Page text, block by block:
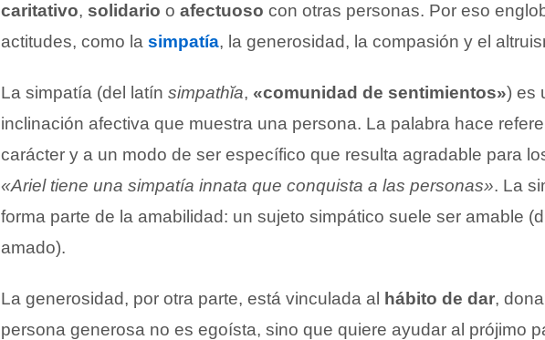
caritativo, solidario o afectuoso con otras personas. Por eso
actitudes, como la simpatía, la generosidad, la compasión y el
La simpatía (del latín simpathĭa, «comunidad de sentimientos») es
inclinación afectiva que muestra una persona. La palabra hace
carácter y a un modo de ser específico que resulta agradable para
«Ariel tiene una simpatía innata que conquista a las personas». La
forma parte de la amabilidad: un sujeto simpático suele ser amable
amado).
La generosidad, por otra parte, está vinculada al hábito de dar,
persona generosa no es egoísta, sino que quiere ayudar al prójimo